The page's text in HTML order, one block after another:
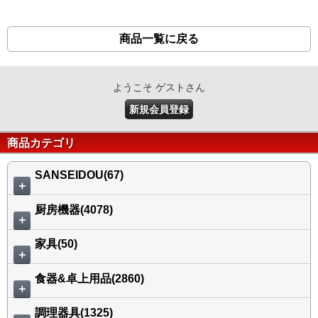
商品一覧に戻る
ようこそ ゲストさん
新規会員登録
商品カテゴリ
＋
SANSEIDOU(67)
＋
厨房機器(4078)
＋
家具(50)
＋
食器&卓上用品(2860)
調理器具(1325)